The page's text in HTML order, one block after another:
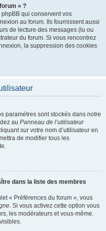
» ?
qui conservent vos
au forum. Ils fournissent aussi
de lecture des messages (lu ou
du forum. Si vous rencontrez
la suppression des cookies
paramètres sont stockés dans notre
au Panneau de l’utilisateur
sur votre nom d’utilisateur en
de modifier tous les
dans la liste des membres
« Préférences du forum », vous
. Si vous activez cette option vous
les modérateurs et vous-même.